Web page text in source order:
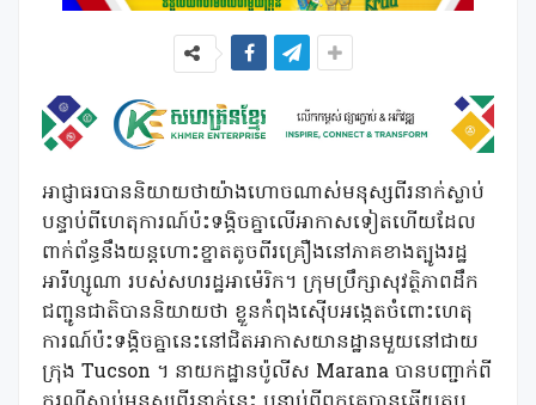
អាជ្ញាធរបាននិយាយថាយ៉ាងហោចណាស់មនុស្សពីរនាក់ស្លាប់
បន្ទាប់ពីហេតុការណ៍ប៉ះទង្គិចគ្នាលើអាកាសទៀតហើយដែល
ពាក់ព័ន្ធនឹងយន្តហោះខ្នាតតូចពីរគ្រឿងនៅភាគខាងត្បូងរដ្ឋ
អារីហ្សូណា របស់សហរដ្ឋអាម៉េរិក។ ក្រុមប្រឹក្សាសុវត្ថិភាពដឹក
ជញ្ជូនជាតិបាននិយាយថា ខ្លួនកំពុងស៊ើបអង្កេតចំពោះហេតុ
ការណ៍ប៉ះទង្គិចគ្នានេះនៅជិតអាកាសយានដ្ឋានមួយនៅជាយ
ក្រុង Tucson ។ នាយកដ្ឋានប៉ូលីស Marana បានបញ្ជាក់ពី